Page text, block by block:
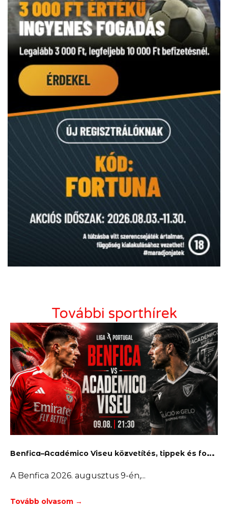
További sporthírek
B
enfica–Académico Viseu közvetítés, tippek és fogadás
A Benfica 2026. augusztus 9-én,
Tovább olvasom →